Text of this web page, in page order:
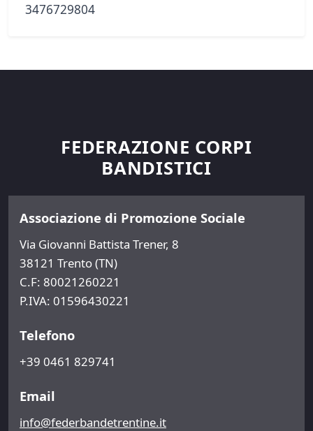
3476729804
FEDERAZIONE CORPI
BANDISTICI
Associazione di Promozione Sociale
Via Giovanni Battista Trener, 8
38121 Trento (TN)
C.F: 80021260221
P.IVA: 01596430221
Telefono
+39 0461 829741
Email
info@federbandetrentine.it